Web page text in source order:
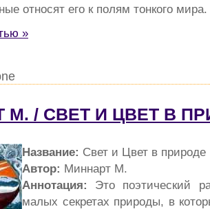
относят его к полям тонкого мира.
»
/ СВЕТ И ЦВЕТ В
Название: Свет и Цвет в природе
Автор: Миннарт М.
Аннотация: Это поэтический
малых секретах природы, в